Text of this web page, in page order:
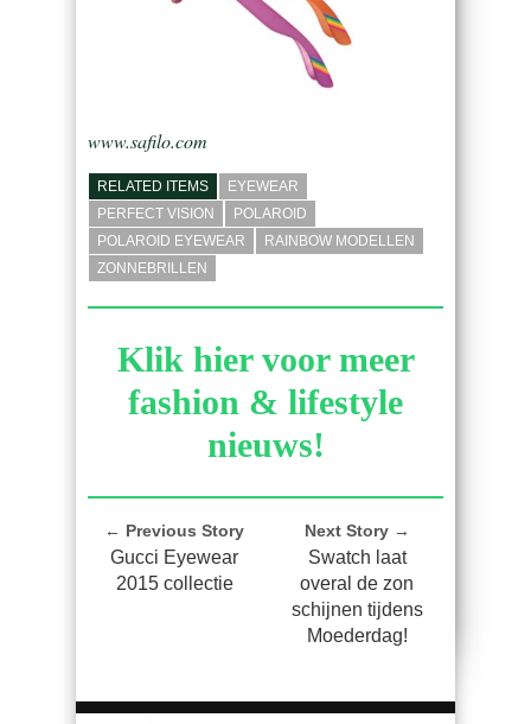
www.safilo.com
RELATED ITEMS
EYEWEAR
PERFECT VISION
POLAROID
POLAROID EYEWEAR
RAINBOW MODELLEN
ZONNEBRILLEN
Klik hier voor meer
fashion & lifestyle
nieuws!
← Previous Story
Gucci Eyewear
2015 collectie
Next Story →
Swatch laat
overal de zon
schijnen tijdens
Moederdag!